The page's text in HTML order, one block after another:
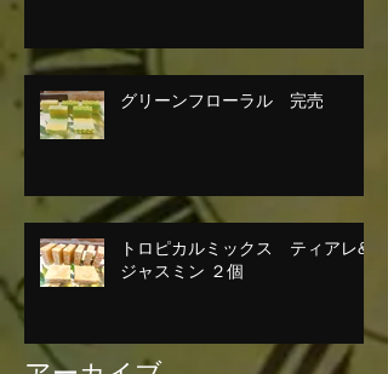
グリーンフローラル 完売
トロピカルミックス ティアレ&
ジャスミン ２個